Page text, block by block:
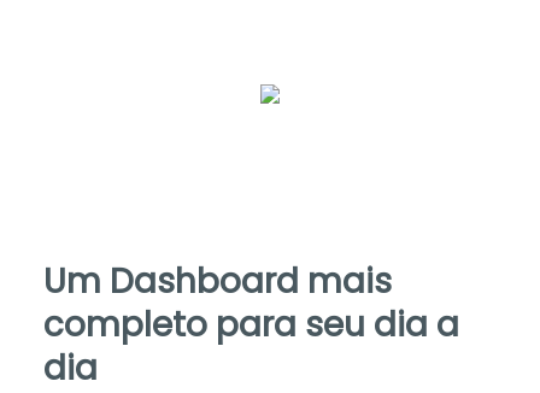
Um Dashboard mais
completo para seu dia a
dia